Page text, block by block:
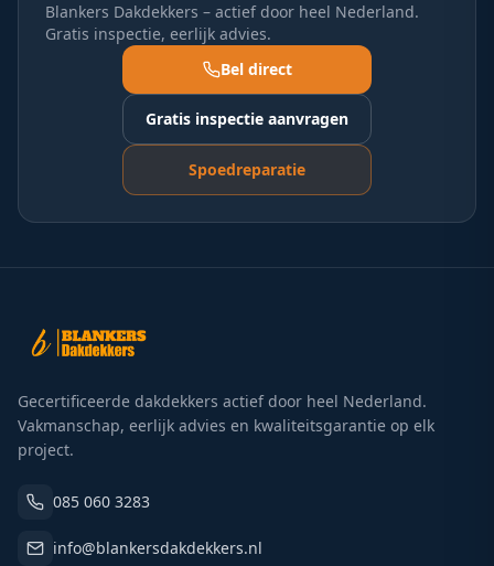
Blankers Dakdekkers – actief door heel Nederland.
Gratis inspectie, eerlijk advies.
Bel direct
Gratis inspectie aanvragen
Spoedreparatie
Gecertificeerde dakdekkers actief door heel Nederland.
Vakmanschap, eerlijk advies en kwaliteitsgarantie op elk
project.
085 060 3283
info@blankersdakdekkers.nl